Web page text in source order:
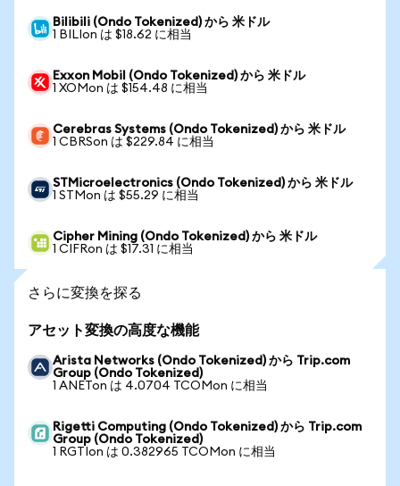
Bilibili (Ondo Tokenized) から 米ドル
1 BILIon は $18.62 に相当
Exxon Mobil (Ondo Tokenized) から 米ドル
1 XOMon は $154.48 に相当
Cerebras Systems (Ondo Tokenized) から 米ドル
1 CBRSon は $229.84 に相当
STMicroelectronics (Ondo Tokenized) から 米ドル
1 STMon は $55.29 に相当
Cipher Mining (Ondo Tokenized) から 米ドル
1 CIFRon は $17.31 に相当
さらに変換を探る
アセット変換の高度な機能
Arista Networks (Ondo Tokenized) から Trip.com
Group (Ondo Tokenized)
1 ANETon は 4.0704 TCOMon に相当
Rigetti Computing (Ondo Tokenized) から Trip.com
Group (Ondo Tokenized)
1 RGTIon は 0.382965 TCOMon に相当